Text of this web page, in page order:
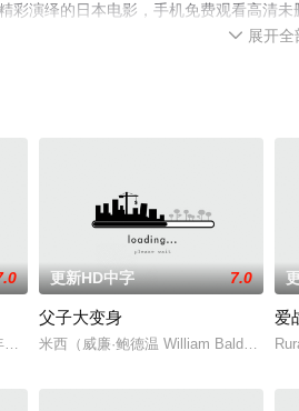
彩演绎的日本电影，手机免费观看高清
 展开全
人一起创立了一家影视公司。公司孤注一
更新HD中字 7.0
父子大变身
米西（威廉·鲍德温 William Baldwin 饰
爱